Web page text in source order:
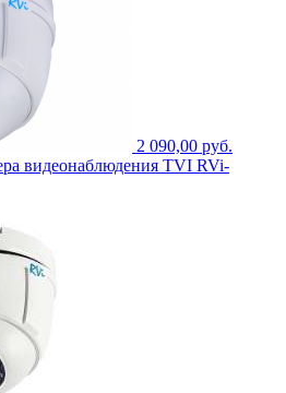
2 090,00 руб.
видеонаблюдения TVI RVi-